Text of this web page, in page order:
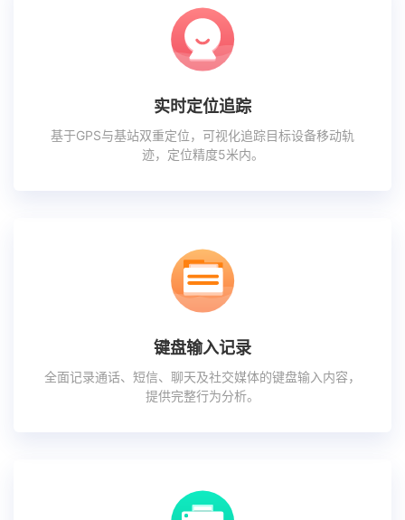
实时定位追踪
基于GPS与基站双重定位，可视化追踪目标设备移动轨
迹，定位精度5米内。
键盘输入记录
全面记录通话、短信、聊天及社交媒体的键盘输入内容，
提供完整行为分析。